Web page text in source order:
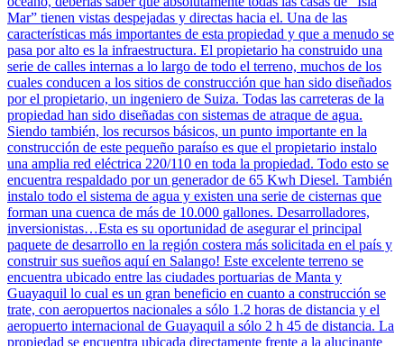
Mar” tienen vistas despejadas y directas hacia el. Una de las
características más importantes de esta propiedad y que a menudo se
pasa por alto es la infraestructura. El propietario ha construido una
serie de calles internas a lo largo de todo el terreno, muchos de los
cuales conducen a los sitios de construcción que han sido diseñados
por el propietario, un ingeniero de Suiza. Todas las carreteras de la
propiedad han sido diseñadas con sistemas de atraque de agua.
Siendo también, los recursos básicos, un punto importante en la
construcción de este pequeño paraíso es que el propietario instalo
una amplia red eléctrica 220/110 en toda la propiedad. Todo esto se
encuentra respaldado por un generador de 65 Kwh Diesel. También
instalo todo el sistema de agua y existen una serie de cisternas que
forman una cuenca de más de 10.000 gallones. Desarrolladores,
inversionistas…Esta es su oportunidad de asegurar el principal
paquete de desarrollo en la región costera más solicitada en el país y
construir sus sueños aquí en Salango! Este excelente terreno se
encuentra ubicado entre las ciudades portuarias de Manta y
Guayaquil lo cual es un gran beneficio en cuanto a construcción se
trate, con aeropuertos nacionales a sólo 1.2 horas de distancia y el
aeropuerto internacional de Guayaquil a sólo 2 h 45 de distancia. La
propiedad se encuentra ubicada directamente frente a la alucinante